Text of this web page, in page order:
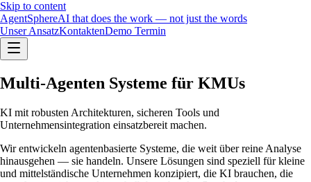
Skip to content
AgentSphereAI that does the work — not just the words
Unser AnsatzKontaktenDemo Termin
Multi-Agenten Systeme für KMUs
KI mit robusten Architekturen, sicheren Tools und
Unternehmensintegration einsatzbereit machen.
Wir entwickeln agentenbasierte Systeme, die weit über reine Analyse
hinausgehen — sie handeln. Unsere Lösungen sind speziell für kleine
und mittelständische Unternehmen konzipiert, die KI brauchen, die